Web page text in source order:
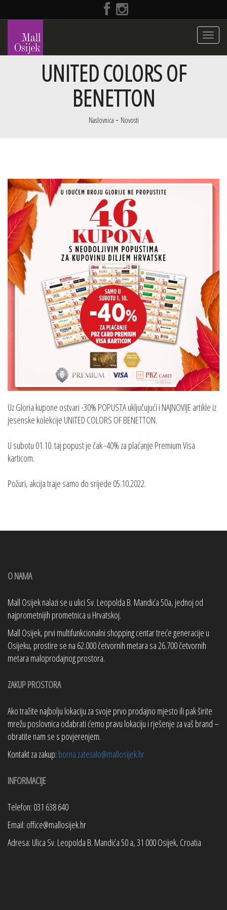
Toggle
UNITED COLORS OF
BENETTON
Naslovnica Novosti
Uz Gloria kupone ostvari -30% POPUSTA uključujući i NAJNOVIJE artikle iz
jesenske kolekcije UNITED COLORS OF BENETTON.
U subotu 01.10. taj popust je čak -40% za plaćanje Premium Visa
karticom.
Požuri, akcija traje samo do srijede 05.10.2022.
O NAMA
Mall Osijek nalazi se u ulici Sv. Leopolda B. Mandića 50a, jednoj od
najprometnijih prometnica u Hrvatskoj.
Mall Osijek, prvi multifunkcionalni shopping centar treće generacije u
Osijeku, prostire se na 62.000 četvornih metara sa 26.700 četvornih
metara maloprodajnog prostora.
ZAKUP PROSTORA
Ako tražite najbolju lokaciju za svoje prvo prodajno mjesto ili pak širite
mrežu poslovnica odabrati ćemo pravu lokaciju i rješenje za vaš brand –
obratite nam se s povjerenjem.
Kontakt za zakup: borna.zatezalo@mallosijek.hr
INFORMACIJE
Telefon: 031 638 640
Email: office@mallosijek.hr
Adresa: Ulica Sv. Leopolda B. Mandića 50 a, 31 000 Osijek, Croatia